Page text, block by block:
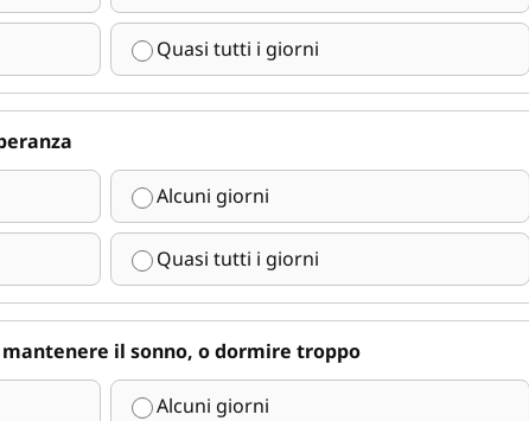
Quasi tutti i giorni
Alcuni giorni
Quasi tutti i giorni
il sonno, o dormire troppo
Alcuni giorni